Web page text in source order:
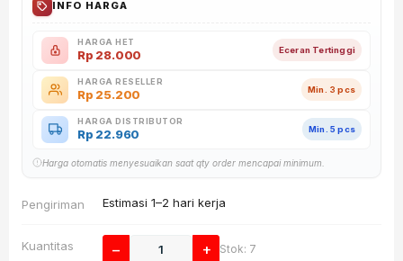
INFO HARGA
HARGA HET
Rp 28.000 Eceran Tertinggi
HARGA RESELLER
Rp 25.200 Min. 3 pcs
HARGA DISTRIBUTOR
Rp 22.960 Min. 5 pcs
Harga otomatis menyesuaikan saat qty order mencapai minimum.
Pengiriman Estimasi 1–2 hari kerja
Kuantitas − + Stok: 7